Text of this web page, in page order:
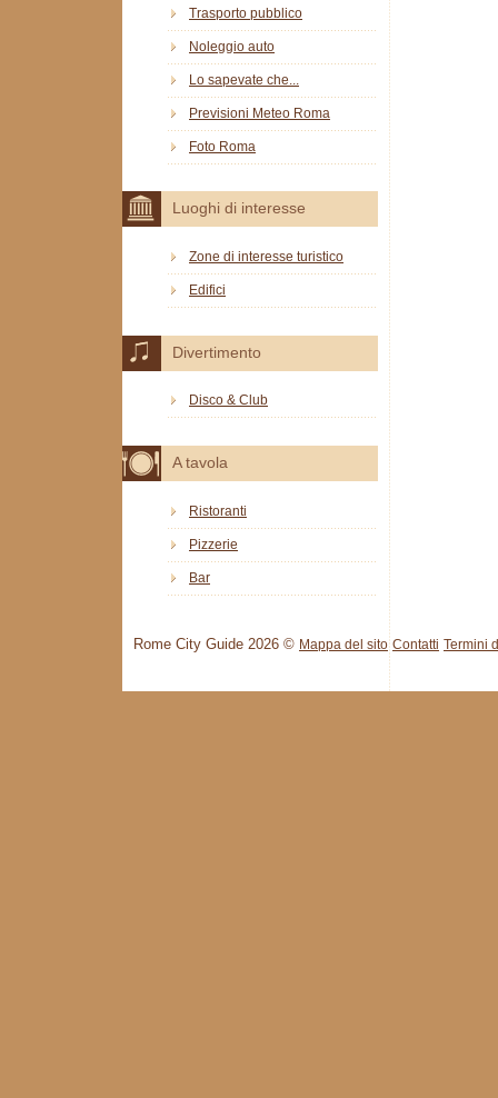
Trasporto pubblico
Noleggio auto
Lo sapevate che...
Previsioni Meteo Roma
Foto Roma
Luoghi di interesse
Zone di interesse turistico
Edifici
Divertimento
Disco & Club
A tavola
Ristoranti
Pizzerie
Bar
Rome City Guide 2026 © Mappa del sito Contatti Termini